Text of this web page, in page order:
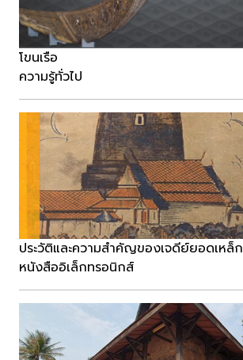
โขนเรือ
ความรู้ทั่วไป
ประวัติและความสำคัญของเจดีย์ยอดเหล็ก
หนังสืออิเล็กทรอนิกส์